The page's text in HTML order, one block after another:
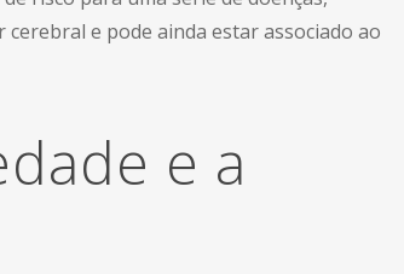
e pode ainda estar associado ao
e a